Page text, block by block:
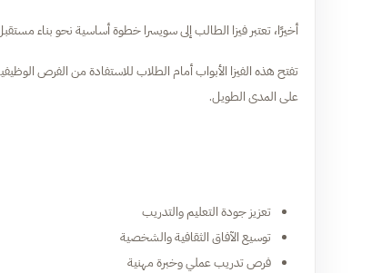
أخيرًا، تعتبر فيزا الطالب إلى سويسرا خطوة أساسية نحو بناء
تفتح هذه الفيزا الأبواب أمام الطلاب للاستفادة من الفرص
على المدى الطويل.
تعزيز جودة التعليم والتدريب
توسيع الآفاق الثقافية والشخصية
فرص تدريب عملي وخبرة مهنية